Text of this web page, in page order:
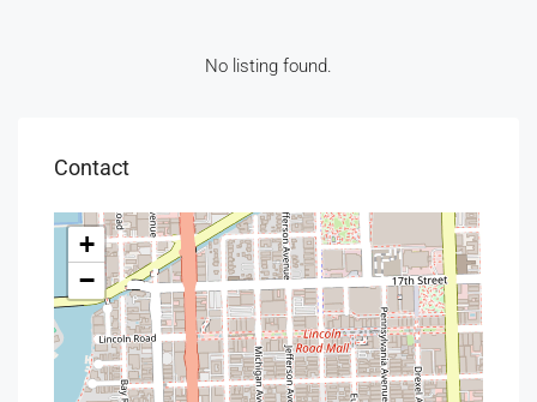
No listing found.
Contact
+
−